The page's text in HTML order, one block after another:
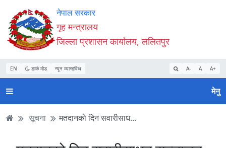
Accessibility
Mode
सुरु
गर्नुहोस्
सामाग्री
पढ्नुहाेस्
नेभिगेसन
पढ्नुहाेस्
वेबसाइट
खोजमा
जानुहोस्
नेपाल सरकार
गृह मन्त्रालय
जिल्ला प्रशासन कार्यालय, ललितपुर
EN डार्क मोड न्यून व्यान्डविथ A- A A+
मेनु
सूचना मतदानको दिन सवारीसाध...